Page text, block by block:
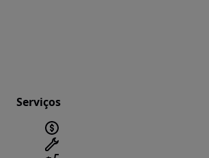
Serviços